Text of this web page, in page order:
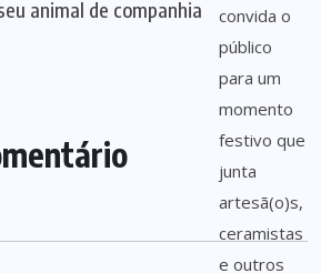
animal de companhia